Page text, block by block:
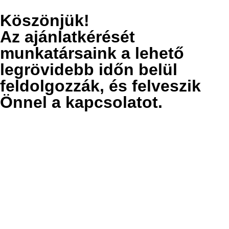
Köszönjük!
Az ajánlatkérését
munkatársaink a lehető
legrövidebb időn belül
feldolgozzák, és felveszik
Önnel a kapcsolatot.